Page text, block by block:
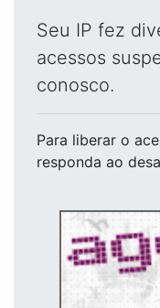
Seu IP fez
acessos
conosco.
Para liberar o
responda ao